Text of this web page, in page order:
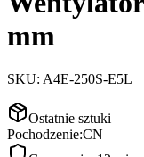
mm
SKU: A4E-250S-E5L
Ostatnie sztuki
Pochodzenie:CN